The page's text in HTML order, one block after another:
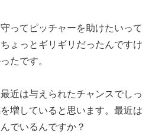
ってピッチャーを助けたいって
ょっとギリギリだったんですけ
たです。
近は与えられたチャンスでしっ
増していると思います。最近は
でいるんですか？